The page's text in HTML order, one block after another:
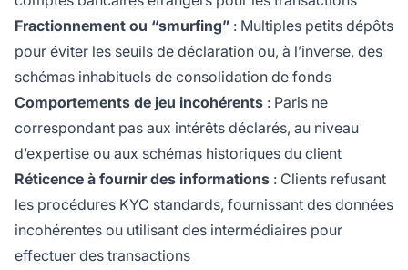
Fractionnement ou “smurfing” : Multiples petits dépôts
pour éviter les seuils de déclaration ou, à l’inverse, des
schémas inhabituels de consolidation de fonds
Comportements de jeu incohérents : Paris ne
correspondant pas aux intérêts déclarés, au niveau
d’expertise ou aux schémas historiques du client
Réticence à fournir des informations : Clients refusant
les procédures KYC standards, fournissant des données
incohérentes ou utilisant des intermédiaires pour
effectuer des transactions